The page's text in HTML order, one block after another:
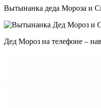
Вытынанка деда Мороза и
Дед Мороз на телефоне –